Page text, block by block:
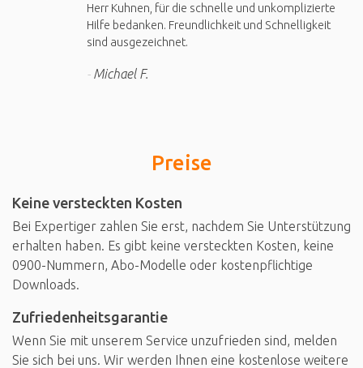
Herr Kuhnen, für die schnelle und unkomplizierte
Hilfe bedanken. Freundlichkeit und Schnelligkeit
sind ausgezeichnet.
Michael F.
Preise
Keine versteckten Kosten
Bei Expertiger zahlen Sie erst, nachdem Sie Unterstützung
erhalten haben. Es gibt keine versteckten Kosten, keine
0900-Nummern, Abo-Modelle oder kostenpflichtige
Downloads.
Zufriedenheitsgarantie
Wenn Sie mit unserem Service unzufrieden sind, melden
Sie sich bei uns. Wir werden Ihnen eine kostenlose weitere